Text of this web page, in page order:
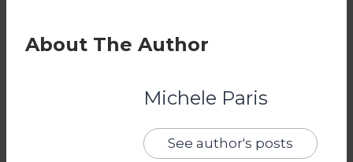
About The Author
Michele Paris
See author's posts